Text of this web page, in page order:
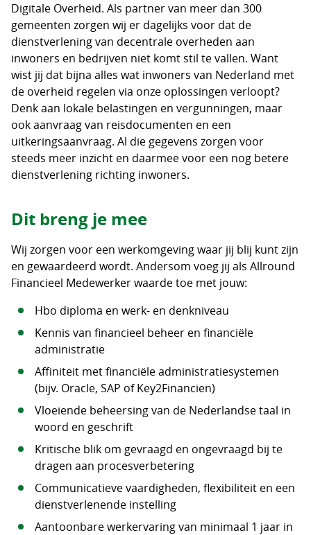
Digitale Overheid. Als partner van meer dan 300
gemeenten zorgen wij er dagelijks voor dat de
dienstverlening van decentrale overheden aan
inwoners en bedrijven niet komt stil te vallen. Want
wist jij dat bijna alles wat inwoners van Nederland met
de overheid regelen via onze oplossingen verloopt?
Denk aan lokale belastingen en vergunningen, maar
ook aanvraag van reisdocumenten en een
uitkeringsaanvraag. Al die gegevens zorgen voor
steeds meer inzicht en daarmee voor een nog betere
dienstverlening richting inwoners.
Dit breng je mee
Wij zorgen voor een werkomgeving waar jij blij kunt zijn
en gewaardeerd wordt. Andersom voeg jij als Allround
Financieel Medewerker waarde toe met jouw:
Hbo diploma en werk- en denkniveau
Kennis van financieel beheer en financiële
administratie
Affiniteit met financiële administratiesystemen
(bijv. Oracle, SAP of Key2Financien)
Vloeiende beheersing van de Nederlandse taal in
woord en geschrift
Kritische blik om gevraagd en ongevraagd bij te
dragen aan procesverbetering
Communicatieve vaardigheden, flexibiliteit en een
dienstverlenende instelling
Aantoonbare werkervaring van minimaal 1 jaar in